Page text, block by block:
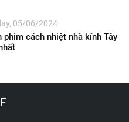
05/06/2024
phim cách nhiệt nhà kính Tây